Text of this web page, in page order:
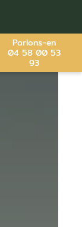
Parlons-en
04 58 00 53
93